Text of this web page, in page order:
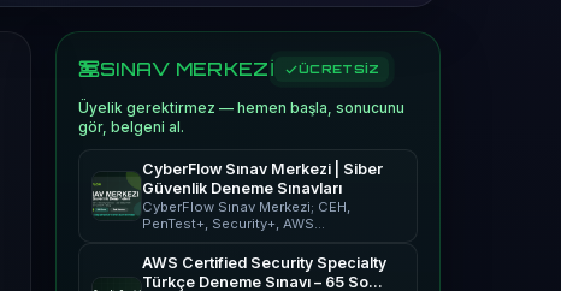
SINAV MERKEZİ ÜCRETSİZ
Üyelik gerektirmez — hemen başla, sonucunu
gör, belgeni al.
CyberFlow Sınav Merkezi | Siber
Güvenlik Deneme Sınavları
CyberFlow Sınav Merkezi; CEH,
PenTest+, Security+, AWS…
AWS Certified Security Specialty
Türkçe Deneme Sınavı – 65 Soru